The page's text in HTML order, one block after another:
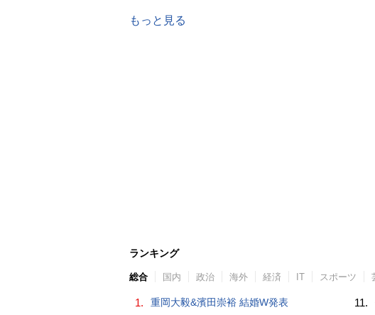
もっと見る
ランキング
総合 国内 政治 海外 経済 IT スポーツ
1. 重岡大毅&濱田崇裕 結婚W発表 11.